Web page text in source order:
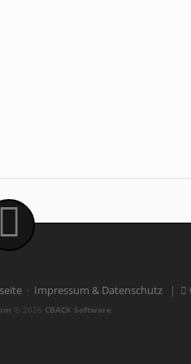
· Impressum & Datenschutz |
© 2026 CBACK Software